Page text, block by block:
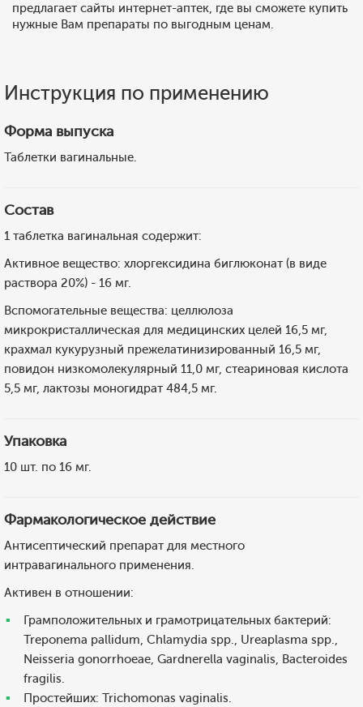
предлагает сайты интернет-аптек, где вы сможете купить
нужные Вам препараты по выгодным ценам.
Инструкция по применению
Форма выпуска
Таблетки вагинальные.
Состав
1 таблетка вагинальная содержит:
Активное вещество: хлоргексидина биглюконат (в виде
раствора 20%) - 16 мг.
Вспомогательные вещества: целлюлоза
микрокристаллическая для медицинских целей 16,5 мг,
крахмал кукурузный прежелатинизированный 16,5 мг,
повидон низкомолекулярный 11,0 мг, стеариновая кислота
5,5 мг, лактозы моногидрат 484,5 мг.
Упаковка
10 шт. по 16 мг.
Фармакологическое действие
Антисептический препарат для местного
интравагинального применения.
Активен в отношении:
Грамположительных и грамотрицательных бактерий:
Treponema pallidum, Chlamydia spp., Ureaplasma spp.,
Neisseria gonorrhoeae, Gardnerella vaginalis, Bacteroides
fragilis.
Простейших: Trichomonas vaginalis.